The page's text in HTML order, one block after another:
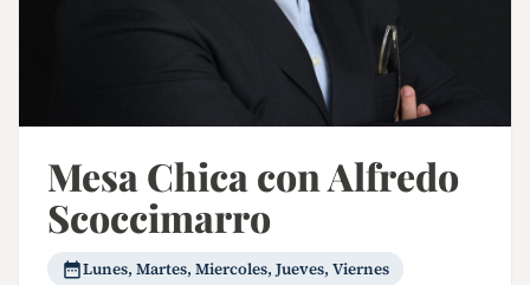
Mesa Chica con Alfredo
Scoccimarro
Lunes, Martes, Miercoles, Jueves, Viernes